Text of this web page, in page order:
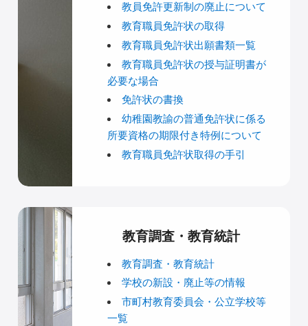
教員免許更新制の廃止について
教育職員免許状の取得
教育職員免許状出願書類一覧
教育職員免許状の授与証明書が
必要な場合
免許状の書換
幼稚園教諭の普通免許状に係る
所要資格の期限付き特例について
教育職員免許状取得の手引
教育調査・教育統計
教育調査・教育統計
学校の新設・廃止等の情報
市町村教育委員会・公立学校等
一覧